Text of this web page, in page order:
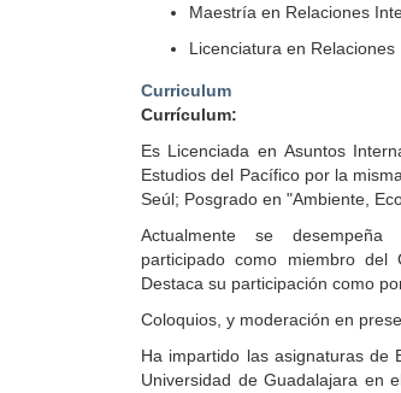
Maestría en Relaciones
Licenciatura en
Curriculum
Currículum:
Es Licenciada en Asuntos
Estudios del Pacífico por la
Seúl; Posgrado en "Ambiente,
Actualmente se
participado como miembro del
Destaca su participación como
Coloquios, y moderación en
Ha impartido las asignaturas de
Universidad de Guadalajara en